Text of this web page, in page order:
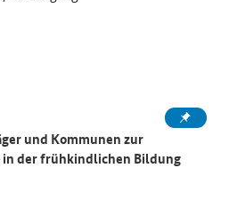
und Kommunen zur
der frühkindlichen Bildung